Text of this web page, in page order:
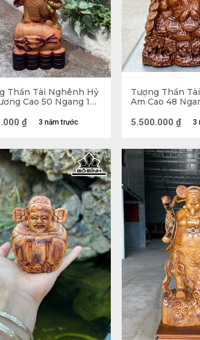
Thần
Thần Tài Nghênh Hỷ
Cao 50 Ngang 19
3 năm trước
₫
Tượng Thần
Am Cao 48
3
5.500.000 ₫